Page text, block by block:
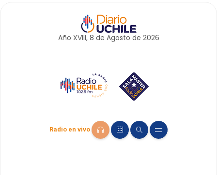
Año XVIII, 8 de Agosto de 2026
Radio en vivo